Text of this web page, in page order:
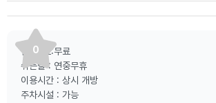
0
입 장 료:무료
쉬는날 : 연중무휴
이용시간 : 상시 개방
주차시설 : 가능